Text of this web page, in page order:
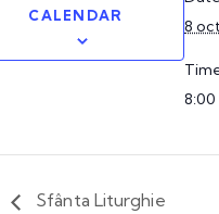
CALENDAR
8
8:00
Sfânta Liturghie